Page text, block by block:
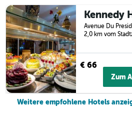
2,0 km vom
€ 66
Zum
Weitere empfohlene Hotels